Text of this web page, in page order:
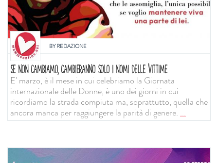
BYREDAZIONE
SE NON CAMBIAMO, CAMBIERANNO SOLO I NOMI DELLE VITTIME
E' marzo, è il mese in cui celebriamo la Giornata
internazionale delle Donne, è uno dei giorni in cui
ricordiamo la strada compiuta ma, soprattutto, quella che
ancora manca per raggiungere la parità di genere. ...